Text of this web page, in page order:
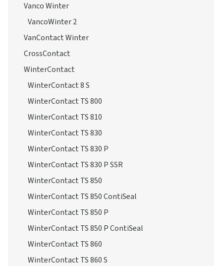
Vanco Winter
VancoWinter 2
VanContact Winter
CrossContact
WinterContact
WinterContact 8 S
WinterContact TS 800
WinterContact TS 810
WinterContact TS 830
WinterContact TS 830 P
WinterContact TS 830 P SSR
WinterContact TS 850
WinterContact TS 850 ContiSeal
WinterContact TS 850 P
WinterContact TS 850 P ContiSeal
WinterContact TS 860
WinterContact TS 860 S